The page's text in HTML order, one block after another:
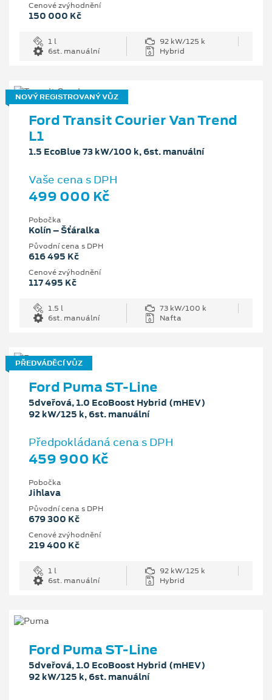
Cenové zvýhodnění
150 000 Kč
1 l
92 kW/125 k
6st. manuální
Hybrid
NOVÝ REGISTROVANÝ VŮZ
Ford Transit Courier Van Trend
L1
1.5 EcoBlue 73 kW/100 k, 6st. manuální
Vaše cena s DPH
499 000 Kč
Pobočka
Kolín – Šťáralka
Původní cena s DPH
616 495 Kč
Cenové zvýhodnění
117 495 Kč
1.5 l
73 kW/100 k
6st. manuální
Nafta
PŘEDVÁDĚCÍ VŮZ
Ford Puma ST-Line
5dveřová, 1.0 EcoBoost Hybrid (mHEV)
92 kW/125 k, 6st. manuální
Předpokládaná cena s DPH
459 900 Kč
Pobočka
Jihlava
Původní cena s DPH
679 300 Kč
Cenové zvýhodnění
219 400 Kč
1 l
92 kW/125 k
6st. manuální
Hybrid
Ford Puma ST-Line
5dveřová, 1.0 EcoBoost Hybrid (mHEV)
92 kW/125 k, 6st. manuální